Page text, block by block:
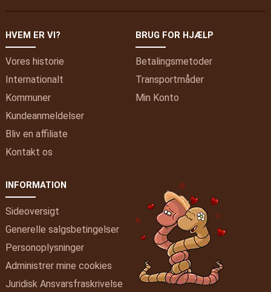
HVEM ER VI?
Vores historie
Internationalt
Kommuner
Kundeanmeldelser
Bliv en affiliate
Kontakt os
BRUG FOR HJÆLP
Betalingsmetoder
Transportmåder
Min Konto
INFORMATION
Sideoversigt
Generelle salgsbetingelser
Personoplysninger
Administrer mine cookies
Juridisk Ansvarsfraskrivelse